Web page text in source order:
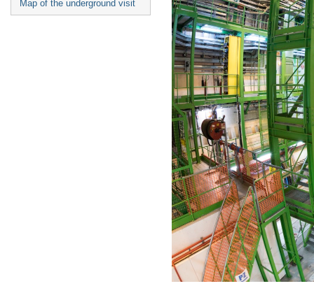
Map of the underground visit